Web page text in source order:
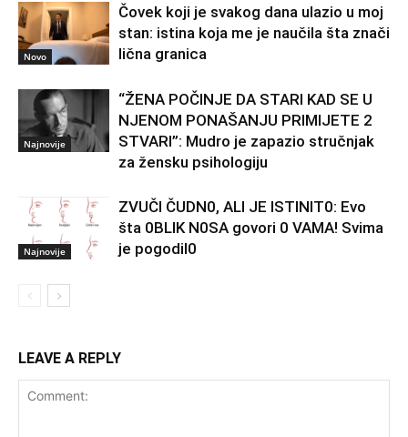
Novo
Čovek koji je svakog dana ulazio u moj
stan: istina koja me je naučila šta znači
lična granica
Najnovije
“ŽENA POČINJE DA STARI KAD SE U
NJENOM PONAŠANJU PRIMIJETE 2
STVARI”: Mudro je zapazio stručnjak
za žensku psihologiju
Najnovije
ZVUČI ČUDN0, ALI JE ISTINIT0: Evo
šta 0BLIK N0SA govori 0 VAMA! Svima
je pogodil0
LEAVE A REPLY